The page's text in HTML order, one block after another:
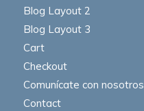
Blog Layout 2
Blog Layout 3
Cart
Checkout
Comunícate con nosotros
Contact